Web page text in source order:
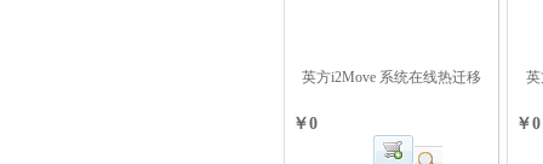
英方i2Move 系统在线热迁移
￥0
英
￥0